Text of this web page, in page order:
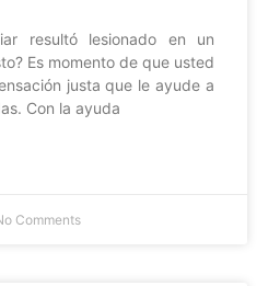
resultó lesionado en un
Es momento de que usted
justa que le ayude a
Con la ayuda
Comments